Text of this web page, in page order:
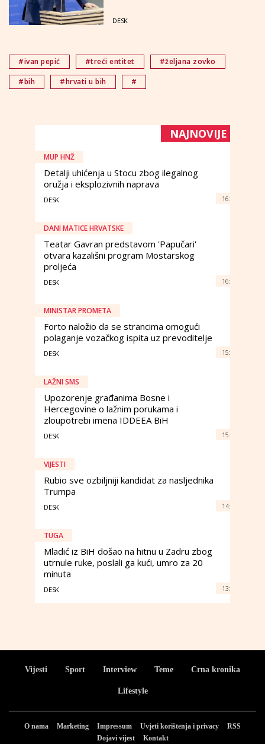
DESK
#ivan pepić #treći entitet
#željana zovko
#bih
#hrvati u bih #
NAJNOVIJE
MUP HNŽ
Detalji uhićenja u Stocu zbog ilegalnog
oružja i eksplozivnih naprava
DESK 16:
DANI MATICE HRVATSKE
Teatar Gavran predstavom 'Papučari'
otvara kazališni program Mostarskog
proljeća
DESK 16:
MINISTAR PROMETA
Forto naložio da se strancima omogući
polaganje vozačkog ispita uz prevoditelje
DESK 15:
LAŽNI SMS
Upozorenje građanima Bosne i
Hercegovine o lažnim porukama i
zloupotrebi imena IDDEEA BiH
DESK 15:
VIJESTI
Rubio sve ozbiljniji kandidat za nasljednika
Trumpa
DESK 14:
TUGA
Mladić iz BiH došao na hitnu u Zadru zbog
utrnule ruke, poslali ga kući, umro za 20
minuta
DESK 13:
Vijesti Sport Interview Teme Crna kronika
Lifestyle
O nama Marketing Impressum Uvjeti korištenja i privacy
RSS
Dojavi vijest
Kontakt